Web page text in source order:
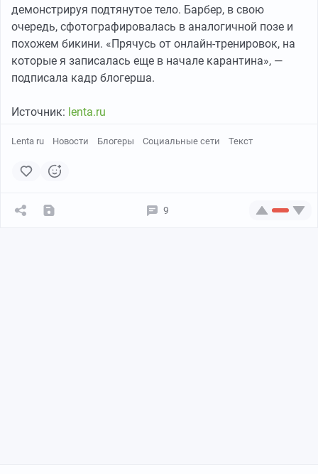
демонстрируя подтянутое тело. Барбер, в свою
очередь, сфотографировалась в аналогичной позе и
похожем бикини. «Прячусь от онлайн-тренировок, на
которые я записалась еще в начале карантина», —
подписала кадр блогерша.
Источник: lenta.ru
Lenta ru Новости Блогеры Социальные сети Текст
9